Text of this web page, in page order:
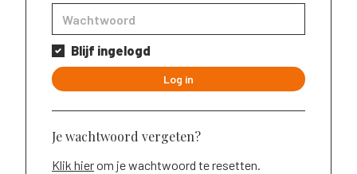
Blijf ingelogd
Log in
Je wachtwoord vergeten?
Klik hierom je wachtwoord te resetten.